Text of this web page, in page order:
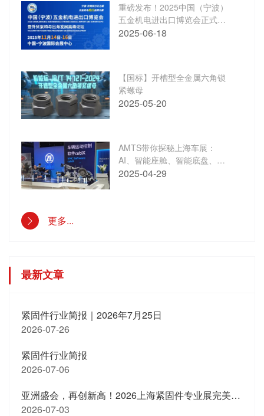
重磅发布！2025中国（宁波）
五金机电进出口博览会正式启
动 链接世界·港通全球——打造
2025-06-18
【国标】开槽型全金属六角锁
紧螺母
2025-05-20
AMTS带你探秘上海车展：
AI、智能座舱、智能底盘、驾
控超级大脑……还有更多汽车
2025-04-29
更多...
最新文章
紧固件行业简报｜2026年7月25日
2026-07-26
紧固件行业简报
2026-07-06
亚洲盛会，再创新高！2026上海紧固件专业展完美收官，明年3月新期待！
2026-07-03